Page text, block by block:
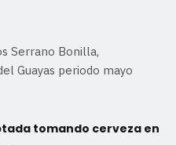
Serrano Bonilla,
Guayas periodo mayo
tomando cerveza en